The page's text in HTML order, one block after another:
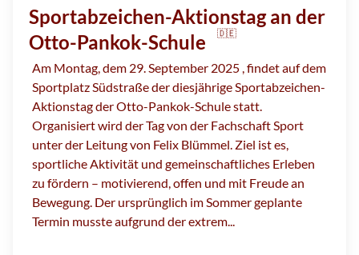
Sportabzeichen-Aktionstag an der
Otto-Pankok-Schule
🇩🇪
Am Montag, dem 29. September 2025 , findet auf dem
Sportplatz Südstraße der diesjährige Sportabzeichen-
Aktionstag der Otto-Pankok-Schule statt.
Organisiert wird der Tag von der Fachschaft Sport
unter der Leitung von Felix Blümmel. Ziel ist es,
sportliche Aktivität und gemeinschaftliches Erleben
zu fördern – motivierend, offen und mit Freude an
Bewegung. Der ursprünglich im Sommer geplante
Termin musste aufgrund der extrem...